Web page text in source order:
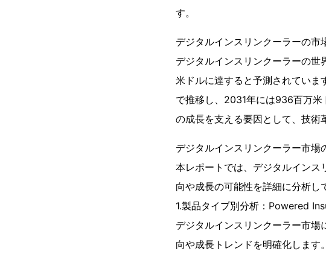
す。
デジタルインスリンクーラーの市
デジタルインスリンクーラーの
米ドルに達すると予測されてい
で推移し、2031年には936百万
の成長を支える要因として、技術
デジタルインスリンクーラー市場
本レポートでは、デジタルインス
向や成長の可能性を詳細に分析し
1.製品タイプ別分析：Powered
デジタルインスリンクーラー市
向や成長トレンドを明確化しま